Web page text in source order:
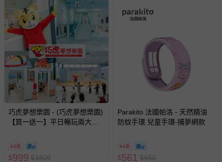
巧虎夢想樂園 - (巧虎夢想樂園)
【買一送一】平日暢玩兩大一
62折
$999 $1600
Parakito 法國帕洛 - 天然精油
防蚊手環 兒童手環-捕夢網款
86折
$561 $650